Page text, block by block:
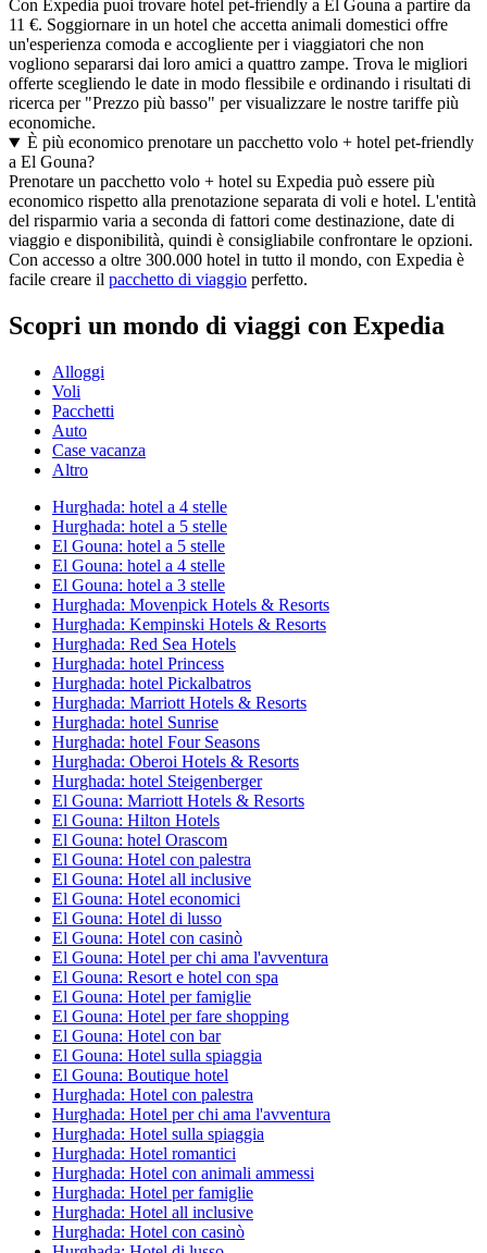
Con Expedia puoi trovare hotel pet-friendly a El Gouna a partire da
11 €. Soggiornare in un hotel che accetta animali domestici offre
un'esperienza comoda e accogliente per i viaggiatori che non
vogliono separarsi dai loro amici a quattro zampe. Trova le migliori
offerte scegliendo le date in modo flessibile e ordinando i risultati di
ricerca per "Prezzo più basso" per visualizzare le nostre tariffe più
economiche.
È più economico prenotare un pacchetto volo + hotel pet-friendly
a El Gouna?
Prenotare un pacchetto volo + hotel su Expedia può essere più
economico rispetto alla prenotazione separata di voli e hotel. L'entità
del risparmio varia a seconda di fattori come destinazione, date di
viaggio e disponibilità, quindi è consigliabile confrontare le opzioni.
Con accesso a oltre 300.000 hotel in tutto il mondo, con Expedia è
facile creare il pacchetto di viaggio perfetto.
Scopri un mondo di viaggi con Expedia
Alloggi
Voli
Pacchetti
Auto
Case vacanza
Altro
Hurghada: hotel a 4 stelle
Hurghada: hotel a 5 stelle
El Gouna: hotel a 5 stelle
El Gouna: hotel a 4 stelle
El Gouna: hotel a 3 stelle
Hurghada: Movenpick Hotels & Resorts
Hurghada: Kempinski Hotels & Resorts
Hurghada: Red Sea Hotels
Hurghada: hotel Princess
Hurghada: hotel Pickalbatros
Hurghada: Marriott Hotels & Resorts
Hurghada: hotel Sunrise
Hurghada: hotel Four Seasons
Hurghada: Oberoi Hotels & Resorts
Hurghada: hotel Steigenberger
El Gouna: Marriott Hotels & Resorts
El Gouna: Hilton Hotels
El Gouna: hotel Orascom
El Gouna: Hotel con palestra
El Gouna: Hotel all inclusive
El Gouna: Hotel economici
El Gouna: Hotel di lusso
El Gouna: Hotel con casinò
El Gouna: Hotel per chi ama l'avventura
El Gouna: Resort e hotel con spa
El Gouna: Hotel per famiglie
El Gouna: Hotel per fare shopping
El Gouna: Hotel con bar
El Gouna: Hotel sulla spiaggia
El Gouna: Boutique hotel
Hurghada: Hotel con palestra
Hurghada: Hotel per chi ama l'avventura
Hurghada: Hotel sulla spiaggia
Hurghada: Hotel romantici
Hurghada: Hotel con animali ammessi
Hurghada: Hotel per famiglie
Hurghada: Hotel all inclusive
Hurghada: Hotel con casinò